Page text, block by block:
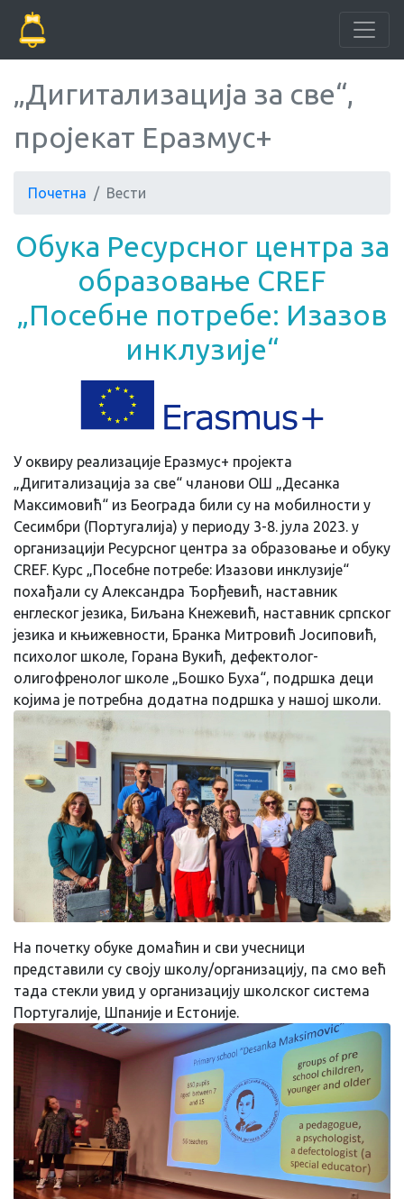
„Дигитализација за све“,
пројекат Еразмус+
Почетна Вести
Обука Ресурсног центра за
образовање CREF
„Посебне потребе: Изазов
инклузије“
У оквиру реализације Еразмус+ пројекта
„Дигитализација за све“ чланови ОШ „Десанка
Максимовић“ из Београда били су на мобилности у
Сесимбри (Португалија) у периоду 3-8. јула 2023. у
организацији Ресурсног центра за образовање и обуку
CREF. Курс „Посебне потребе: Изазови инклузије“
похађали су Александра Ђорђевић, наставник
енглеског језика, Биљана Кнежевић, наставник српског
језика и књижевности, Бранка Митровић Јосиповић,
психолог школе, Горана Вукић, дефектолог-
олигофренолог школе „Бошко Буха“, подршка деци
којима је потребна додатна подршка у нашој школи.
На почетку обуке домаћин и сви учесници
представили су своју школу/организацију, па смо већ
тада стекли увид у организацију школског система
Португалије, Шпаније и Естоније.